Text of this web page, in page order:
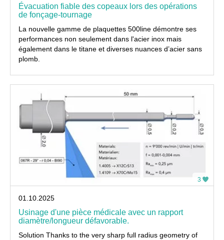
Évacuation fiable des copeaux lors des opérations
de fonçage-tournage
La nouvelle gamme de plaquettes 500line démontre ses
performances non seulement dans l'acier inox mais
également dans le titane et diverses nuances d’acier sans
plomb.
3
01.10.2025
Usinage d'une pièce médicale avec un rapport
diamètre/longueur défavorable.
Solution Thanks to the very sharp full radius geometry of